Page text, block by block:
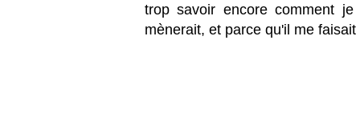
trop savoir encore comment
mènerait, et parce qu'il me